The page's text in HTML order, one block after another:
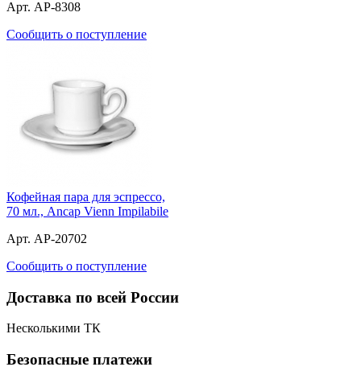
Арт. AP-8308
Сообщить о поступление
Кофейная пара для эспрессо,
70 мл., Ancap Vienn Impilabile
Арт. AP-20702
Сообщить о поступление
Доставка по всей России
Несколькими ТК
Безопасные платежи